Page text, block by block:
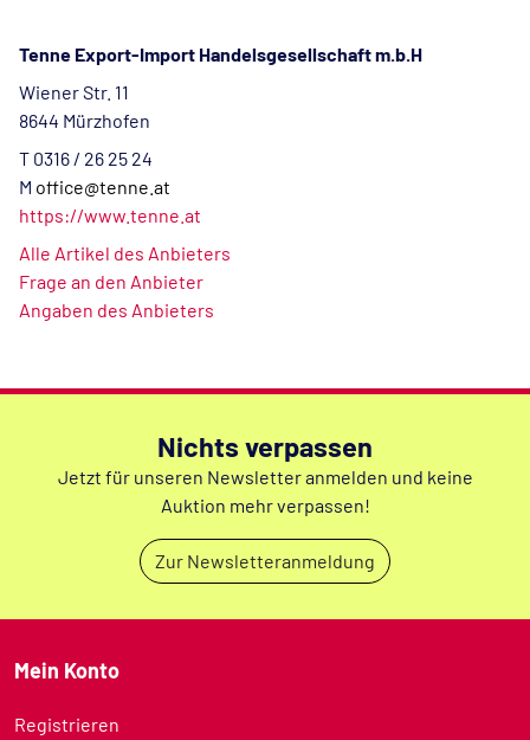
Tenne Export-Import Handelsgesellschaft m.b.H
Wiener Str. 11
8644 Mürzhofen
T 0316 / 26 25 24
M office@tenne.at
https://www.tenne.at
Alle Artikel des Anbieters
Frage an den Anbieter
Angaben des Anbieters
Nichts verpassen
Jetzt für unseren Newsletter anmelden und keine
Auktion mehr verpassen!
Zur Newsletteranmeldung
Mein Konto
Registrieren